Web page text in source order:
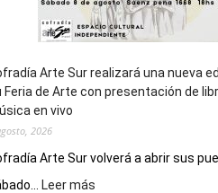
Arte Sur realizará una nueva
Feria de Arte con presentación de
en vivo
2026
Arte Sur volverá a abrir sus
Leer más